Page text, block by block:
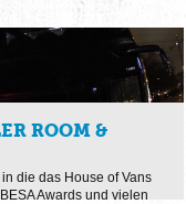
ROOM &
die das House of Vans
Awards und vielen